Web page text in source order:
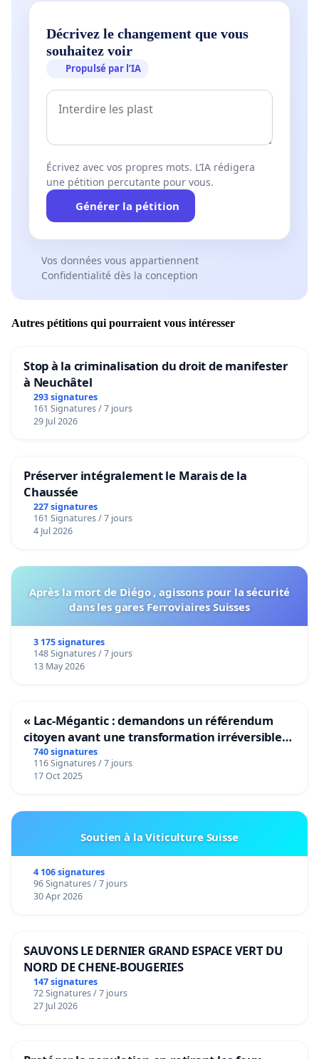
Décrivez le changement que vous
souhaitez voir
Propulsé par l’IA
Écrivez avec vos propres mots. L’IA rédigera
une pétition percutante pour vous.
Générer la pétition
Vos données vous appartiennent
Confidentialité dès la conception
Autres pétitions qui pourraient vous intéresser
Stop à la criminalisation du droit de manifester
à Neuchâtel
293 signatures
161 Signatures / 7 jours
29 Jul 2026
Préserver intégralement le Marais de la
Chaussée
227 signatures
161 Signatures / 7 jours
4 Jul 2026
Après la mort de Diégo , agissons pour la sécurité
dans les gares Ferroviaires Suisses
3 175 signatures
148 Signatures / 7 jours
13 May 2026
« Lac-Mégantic : demandons un référendum
citoyen avant une transformation irréversible
de notre territoire »
740 signatures
116 Signatures / 7 jours
17 Oct 2025
Soutien à la Viticulture Suisse
4 106 signatures
96 Signatures / 7 jours
30 Apr 2026
SAUVONS LE DERNIER GRAND ESPACE VERT DU
NORD DE CHENE-BOUGERIES
147 signatures
72 Signatures / 7 jours
27 Jul 2026